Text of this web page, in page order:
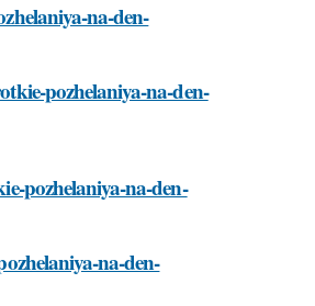
na-den-
pozhelaniya-na-den-
pozhelaniya-na-den-
na-den-